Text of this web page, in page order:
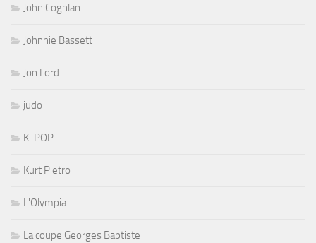
John Coghlan
Johnnie Bassett
Jon Lord
judo
K-POP
Kurt Pietro
L'Olympia
La coupe Georges Baptiste